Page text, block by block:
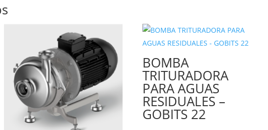
BOMBA
TRITURADORA
PARA AGUAS
RESIDUALES –
GOBITS 22